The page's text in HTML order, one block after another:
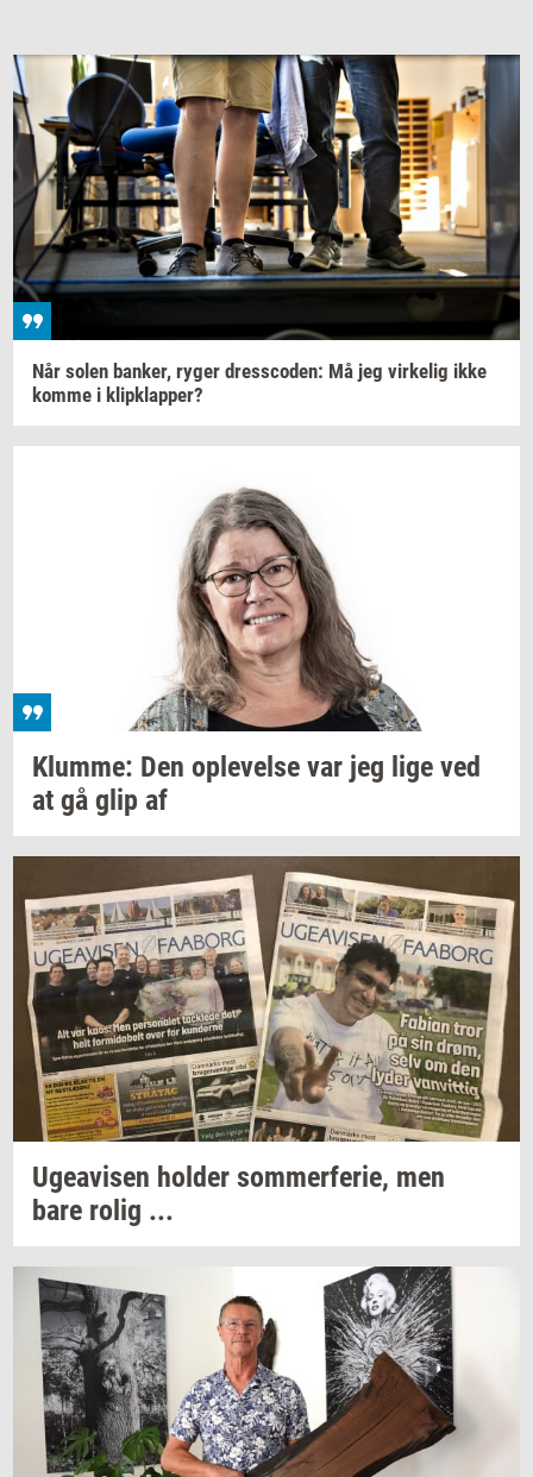
Når solen ban­ker, ryger dres­sco­den: Må jeg vir­ke­lig ikke
komme i klipklap­per?
Klum­me: Den op­le­vel­se var jeg lige ved
at gå glip af
Ugea­vi­sen hol­der som­mer­fe­rie, men
bare rolig ...